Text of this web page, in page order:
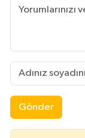
Gönder